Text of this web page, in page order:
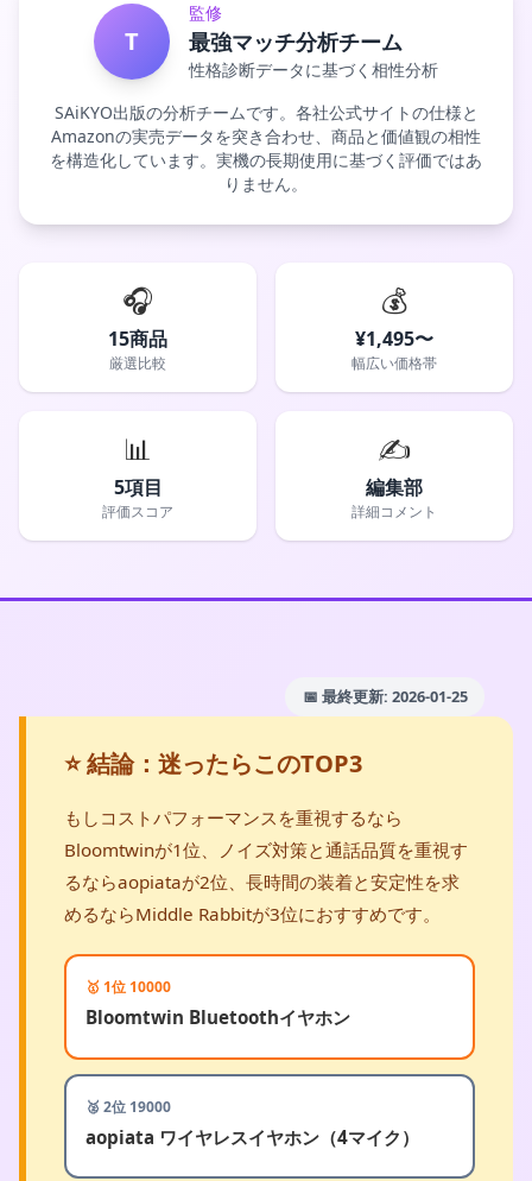
T
監修
最強マッチ分析チーム
性格診断データに基づく相性分析
SAiKYO出版の分析チームです。各社公式サイトの仕様と
Amazonの実売データを突き合わせ、商品と価値観の相性
を構造化しています。実機の長期使用に基づく評価ではあ
りません。
🎧
15商品
厳選比較
💰
¥1,495〜
幅広い価格帯
📊
5項目
評価スコア
✍️
編集部
詳細コメント
📅 最終更新: 2026-01-25
⭐ 結論：迷ったらこのTOP3
もしコストパフォーマンスを重視するなら
Bloomtwinが1位、ノイズ対策と通話品質を重視す
るならaopiataが2位、長時間の装着と安定性を求
めるならMiddle Rabbitが3位におすすめです。
🥇 1位 10000
Bloomtwin Bluetoothイヤホン
🥈 2位 19000
aopiata ワイヤレスイヤホン（4マイク）